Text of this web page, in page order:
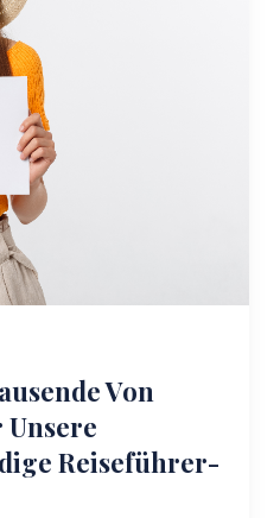
Von
Unsere
Reiseführer-